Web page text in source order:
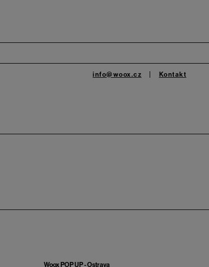
info@woox.cz Kontakt
Woox POP UP - Ostrava